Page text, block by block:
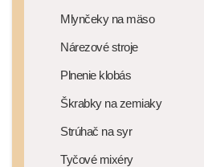
Mlynčeky na mäso
Nárezové stroje
Plnenie klobás
Škrabky na zemiaky
Strúhač na syr
Tyčové mixéry